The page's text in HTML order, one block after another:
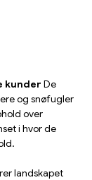
kunder De
og snøfugler
over
i hvor de
landskapet